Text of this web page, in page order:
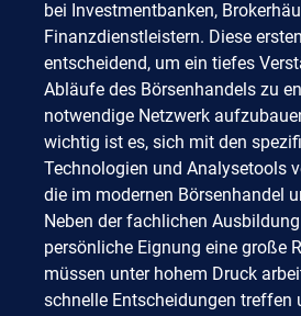
bei Investmentbanken,
Finanzdienstleistern. Diese
entscheidend, um ein tiefes
Abläufe des Börsenhandels zu
notwendige Netzwerk
wichtig ist es, sich mit den
Technologien und Analysetools
die im modernen Börsenhandel
Neben der fachlichen
persönliche Eignung eine große
müssen unter hohem Druck
schnelle Entscheidungen treffen